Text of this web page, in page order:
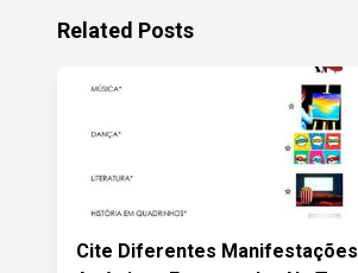
Related Posts
Cite Diferentes Manifestações